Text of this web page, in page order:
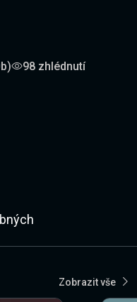
98 zhlédnutí
Zobrazit vše